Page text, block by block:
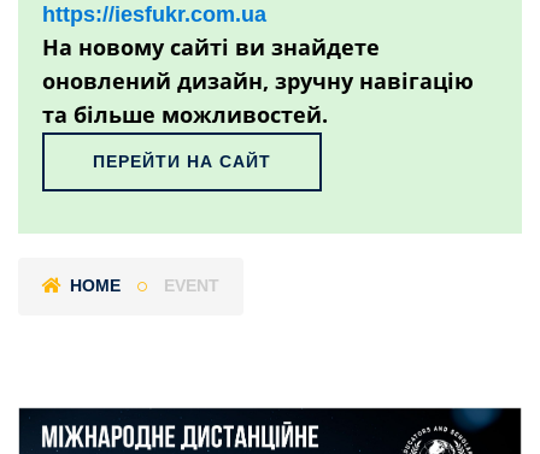
https://iesfukr.com.ua
На новому сайті ви знайдете
оновлений дизайн, зручну навігацію
та більше можливостей.
ПЕРЕЙТИ НА САЙТ
HOME EVENT